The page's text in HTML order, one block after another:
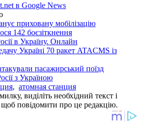
в Google News
приховану мобілізацію
142 боєзіткнення
в Україну. Онлайн
Україні 70 ракет ATACMS із
пасажирський поїзд
з Україною
, атомная станция
виділіть необхідний текст і
повідомити про це редакцію.